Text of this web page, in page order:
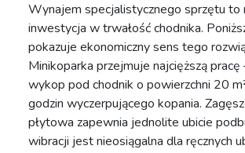
Wynajem specjalistycznego sprzętu to
inwestycja w trwałość chodnika.
pokazuje ekonomiczny sens tego
Minikoparka przejmuje najcięższą pracę
wykop pod chodnik o powierzchni 20
godzin wyczerpującego kopania.
płytowa zapewnia jednolite ubicie
wibracji jest nieosiągalna dla ręcznych